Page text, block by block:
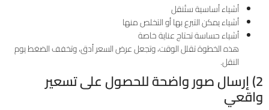
أشياء أساسية ستُنقل
أشياء يمكن التبرع بها أو التخلص منها
أشياء حساسة تحتاج عناية خاصة
هذه الخطوة تقلل الوقت، وتجعل عرض السعر أدق، وتخفف الضغط يوم
النقل.
2) إرسال صور واضحة للحصول على تسعير
واقعي